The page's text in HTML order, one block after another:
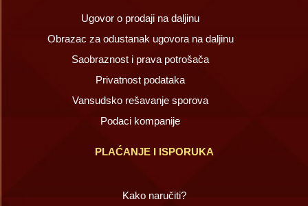
Ugovor o prodaji na daljinu
Obrazac za odustanak ugovora na daljinu
Saobraznost i prava potrošača
Privatnost podataka
Vansudsko rešavanje sporova
Podaci kompanije
PLAĆANJE I ISPORUKA
Kako naručiti?